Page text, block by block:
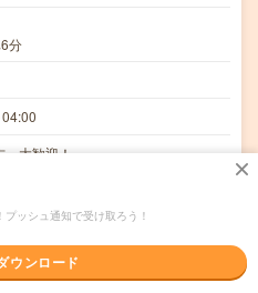
分
大歓迎！
料を供給し、加工後の製品を取り
ッシュ通知で受け取ろう！
ウンロード